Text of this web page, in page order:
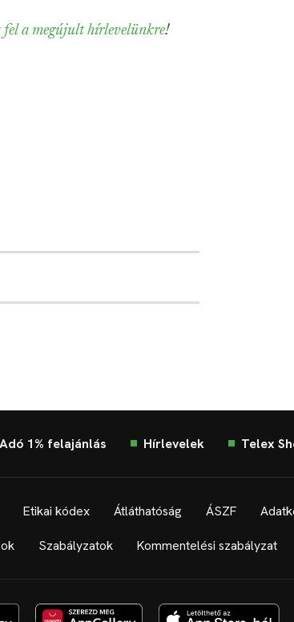
a megújult hírlevelünkre!
Adó 1% felajánlás Hírlevelek Telex
Etikai kódex Átláthatóság ÁSZF
Szabályzatok Kommentelési szabályzat